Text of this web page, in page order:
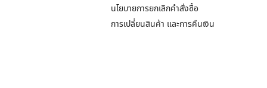
นโยบายการยกเลิกคำสั่งซื้อ
การเปลี่ยนสินค้า และการคืนเงิน